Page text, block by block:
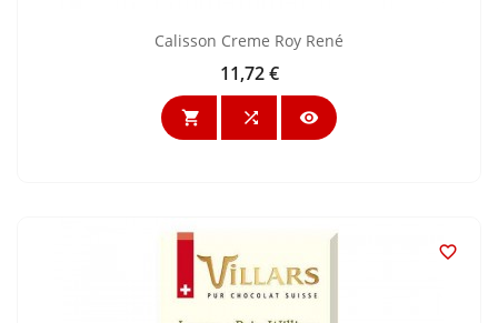
Calisson Creme Roy René
Preis
11,72 €
  
